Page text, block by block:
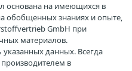
основана на имеющихся в
обобщенных знаниях и опыте,
GmbH при
материалов.
данных. Всегда
в